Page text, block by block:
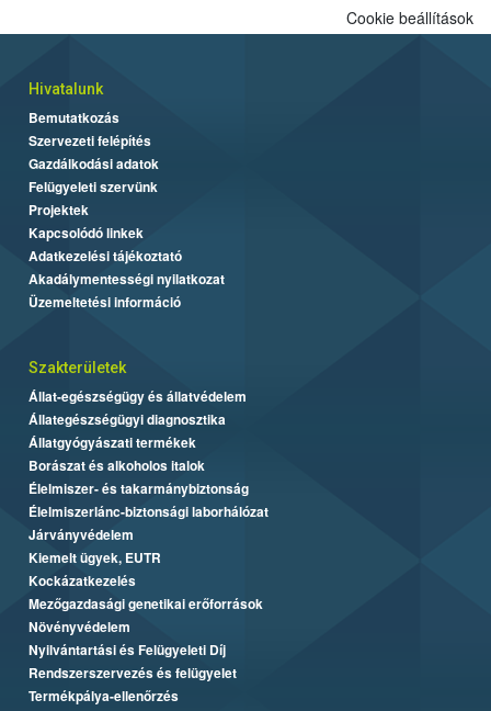
Cookie beállítások
Hivatalunk
Bemutatkozás
Szervezeti felépítés
Gazdálkodási adatok
Felügyeleti szervünk
Projektek
Kapcsolódó linkek
Adatkezelési tájékoztató
Akadálymentességi nyilatkozat
Üzemeltetési információ
Szakterületek
Állat-egészségügy és állatvédelem
Állategészségügyi diagnosztika
Állatgyógyászati termékek
Borászat és alkoholos italok
Élelmiszer- és takarmánybiztonság
Élelmiszerlánc-biztonsági laborhálózat
Járványvédelem
Kiemelt ügyek, EUTR
Kockázatkezelés
Mezőgazdasági genetikai erőforrások
Növényvédelem
Nyilvántartási és Felügyeleti Díj
Rendszerszervezés és felügyelet
Termékpálya-ellenőrzés